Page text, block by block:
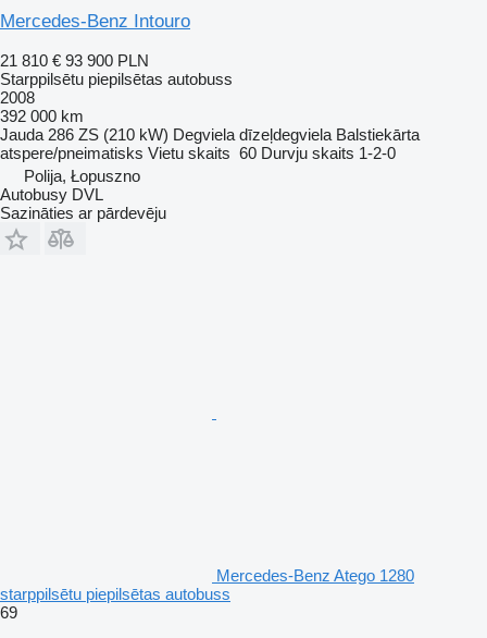
Mercedes-Benz Intouro
21 810 € 93 900 PLN
Starppilsētu piepilsētas autobuss
2008
392 000 km
Jauda 286 ZS (210 kW) Degviela dīzeļdegviela Balstiekārta
atspere/pneimatisks Vietu skaits 60 Durvju skaits 1-2-0
Polija, Łopuszno
Autobusy DVL
Sazināties ar pārdevēju
Mercedes-Benz Atego 1280
starppilsētu piepilsētas autobuss
69